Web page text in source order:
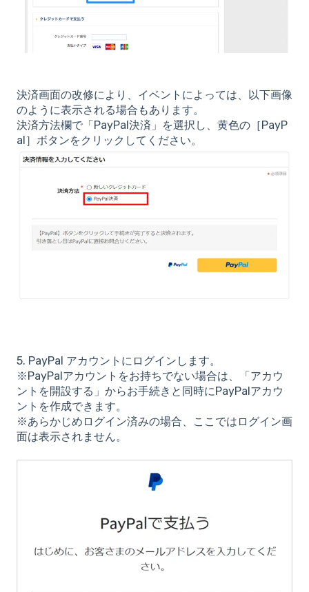
決済画面の改修により、イベントによっては、以下画像
のように表示される場合もあります。
決済方法欄で「PayPal決済」を選択し、黄色の［PayP
al］ボタンをクリックしてください。
5. PayPal アカウントにログインします。
※PayPalアカウントをお持ちでない場合は、「アカウ
ントを開設する」からお手続きと同時にPayPalアカウ
ントを作成できます。
※あらかじめログイン済みの場合、ここではログイン画
面は表示されません。